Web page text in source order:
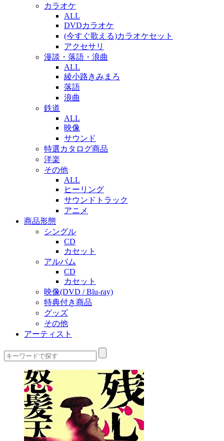
カラオケ
ALL
DVDカラオケ
(今すぐ歌える)カラオケセット
アクセサリ
漫談・落語・浪曲
ALL
綾小路きみまろ
落語
浪曲
鉄道
ALL
映像
サウンド
特選カタログ商品
洋楽
その他
ALL
ヒーリング
サウンドトラック
アニメ
商品形態
シングル
CD
カセット
アルバム
CD
カセット
映像(DVD / Blu-ray)
特典付き商品
グッズ
その他
アーティスト